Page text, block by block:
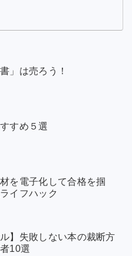
」は売ろう！
すめ５選
を電子化して合格を掴
イフハック
ル】失敗しない本の裁断方
10選